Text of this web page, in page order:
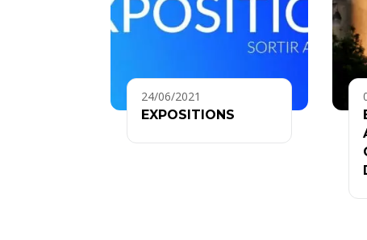
24/06/2021
EXPOSITIONS